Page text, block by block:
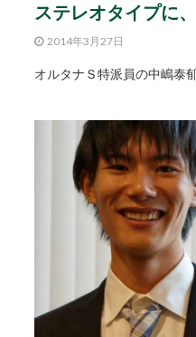
ステレオタイプに
2014年3月27日
オルタナＳ特派員の中嶋泰